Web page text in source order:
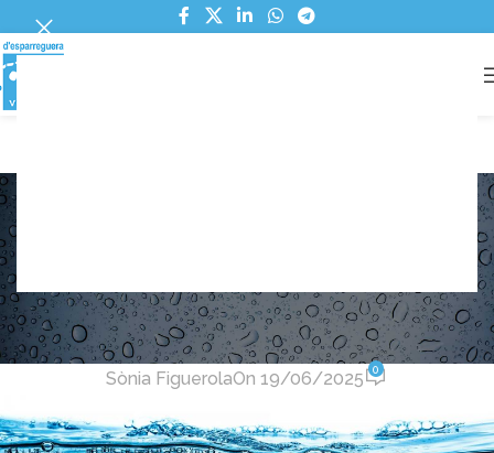
Situació actual i reptes d’Aigües
Vidal d’Esparreguera
Sònia FiguerolaOn 19/06/2025 0